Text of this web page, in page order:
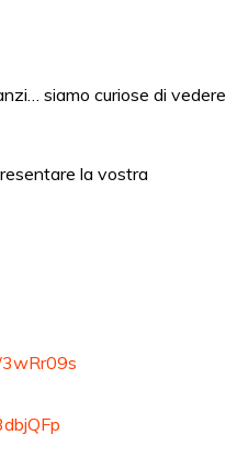
siamo curiose di vedere
la vostra